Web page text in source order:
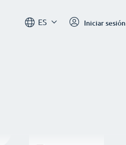
ES Iniciar sesión